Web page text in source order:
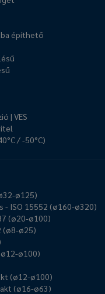
építhető
| VES
/ -50°C)
ø125)
- ISO 15552 (ø160-ø320)
(ø20-ø100)
(ø8-ø25)
ø100)
(ø12-ø100)
(ø16-ø63)